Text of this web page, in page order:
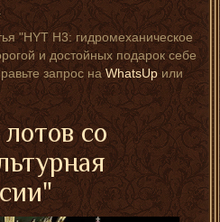
"HYT H3: гидромеханическое
и достойных подарок себе
запрос наWhatsUpили
со